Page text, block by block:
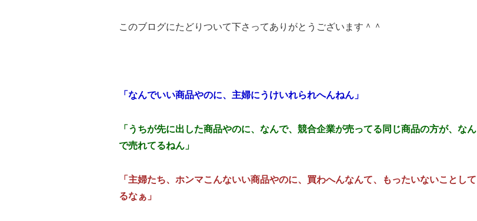
このブログにたどりついて下さってありがとうございます＾＾
「なんでいい商品やのに、主婦にうけいれられへんねん」
「うちが先に出した商品やのに、なんで、競合企業が売ってる同じ商品の方が、なん
で売れてるねん」
「主婦たち、ホンマこんないい商品やのに、買わへんなんて、もったいないことして
るなぁ」